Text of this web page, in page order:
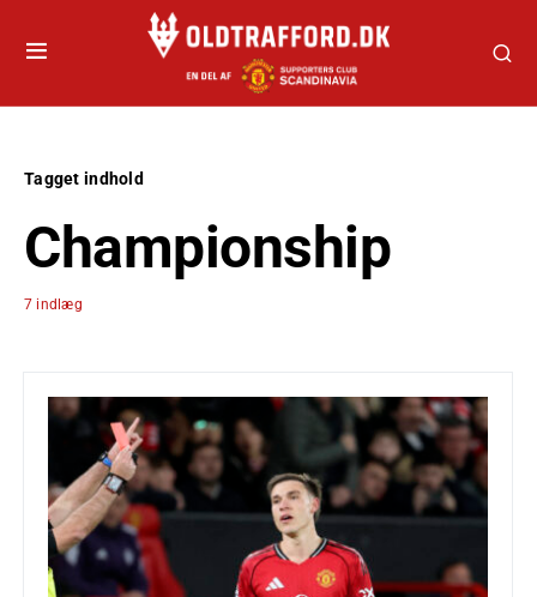
Tagget indhold
Championship
7 indlæg